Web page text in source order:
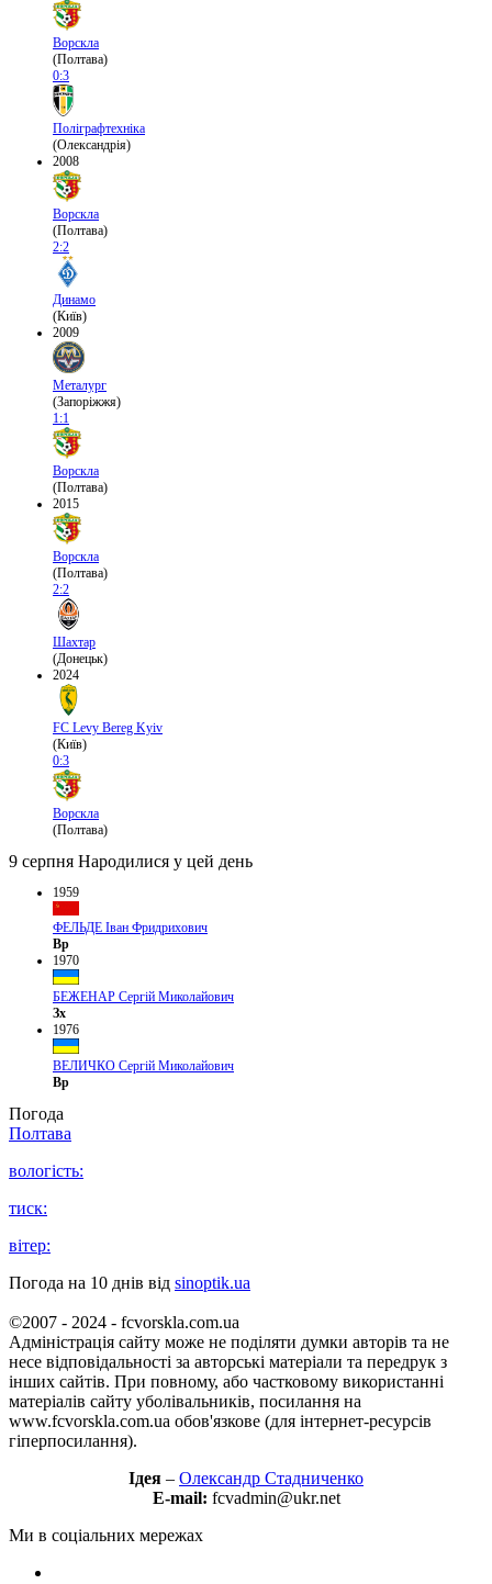
Ворскла
(Полтава)
0:3
Поліграфтехніка
(Олександрія)
2008
Ворскла
(Полтава)
2:2
Динамо
(Київ)
2009
Металург
(Запоріжжя)
1:1
Ворскла
(Полтава)
2015
Ворскла
(Полтава)
2:2
Шахтар
(Донецьк)
2024
FC Levy Bereg Kyiv
(Київ)
0:3
Ворскла
(Полтава)
9 серпня Народилися у цей день
1959
ФЕЛЬДЕ Іван Фридрихович
Вр
1970
БЕЖЕНАР Сергій Миколайович
Зх
1976
ВЕЛИЧКО Сергій Миколайович
Вр
Погода
Полтава
вологість:
тиск:
вітер:
Погода на 10 днів від sinoptik.ua
©2007 - 2024 - fcvorskla.com.ua
Адміністрація сайту може не поділяти думки авторів та не
несе відповідальності за авторські матеріали та передрук з
інших сайтів. При повному, або частковому використанні
матеріалів сайту уболівальників, посилання на
www.fcvorskla.com.ua обов'язкове (для інтернет-ресурсів
гіперпосилання).
Ідея – Олександр Стадниченко
E-mail: fcvadmin@ukr.net
Ми в соціальних мережах